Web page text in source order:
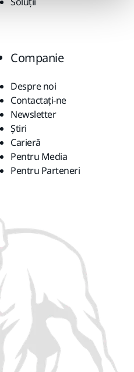
Companie
Despre noi
Contactaţi-ne
Newsletter
Știri
Carieră
Pentru Media
Pentru Parteneri